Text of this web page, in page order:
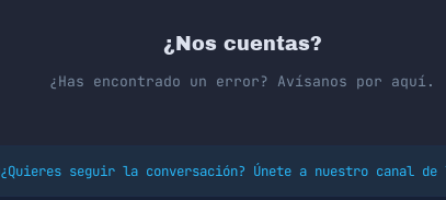
¿Nos cuentas?
¿Has encontrado un error? Avísanos por aquí.
¿Quieres seguir la conversación? Únete a nuestro canal de